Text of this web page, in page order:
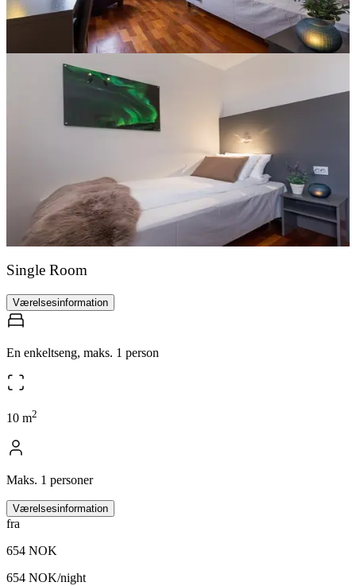
Single Room
Værelsesinformation
En enkeltseng, maks. 1 person
10 m2
Maks. 1 personer
Værelsesinformation
fra
654 NOK
654 NOK/night